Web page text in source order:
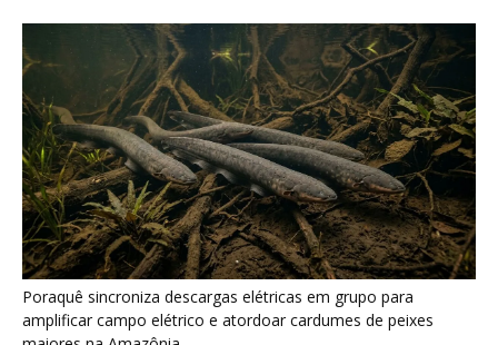
Seriema combina corridas em alta velocidade e arremessos
contra rochas para imobilizar serpentes peçonhentas no
cerrado